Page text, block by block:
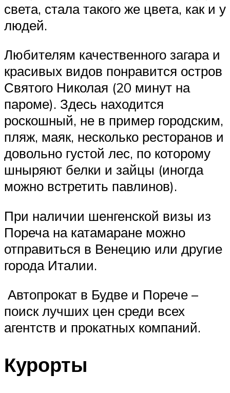
света, стала такого же цвета, как и у
людей.
Любителям качественного загара и
красивых видов понравится остров
Святого Николая (20 минут на
пароме). Здесь находится
роскошный, не в пример городским,
пляж, маяк, несколько ресторанов и
довольно густой лес, по которому
шныряют белки и зайцы (иногда
можно встретить павлинов).
При наличии шенгенской визы из
Пореча на катамаране можно
отправиться в Венецию или другие
города Италии.
Автопрокат в Будве и Порече –
поиск лучших цен среди всех
агентств и прокатных компаний.
Курорты